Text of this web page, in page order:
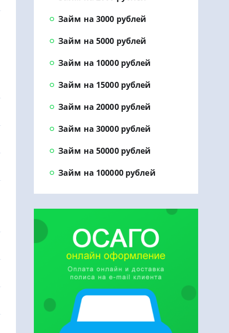
Займ на 3000 рублей
Займ на 5000 рублей
Займ на 10000 рублей
Займ на 15000 рублей
Займ на 20000 рублей
Займ на 30000 рублей
Займ на 50000 рублей
Займ на 100000 рублей